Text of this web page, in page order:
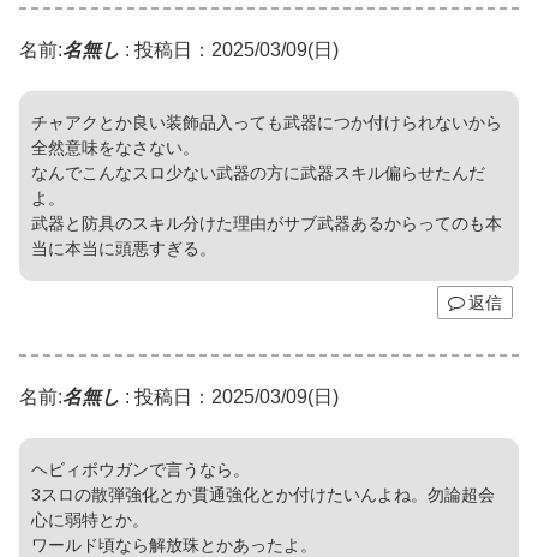
名前:名無し : 投稿日：2025/03/09(日)
チャアクとか良い装飾品入っても武器につか付けられないから
全然意味をなさない。
なんでこんなスロ少ない武器の方に武器スキル偏らせたんだ
よ。
武器と防具のスキル分けた理由がサブ武器あるからってのも本
当に本当に頭悪すぎる。
返信
名前:名無し : 投稿日：2025/03/09(日)
ヘビィボウガンで言うなら。
3スロの散弾強化とか貫通強化とか付けたいんよね。勿論超会
心に弱特とか。
ワールド頃なら解放珠とかあったよ。